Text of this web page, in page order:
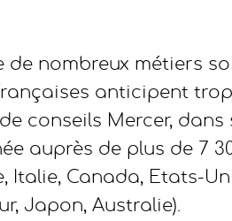
de nombreux métiers
anticipent
conseils Mercer, dans
auprès de plus de 7
Italie, Canada, Etats-
Japon, Australie).